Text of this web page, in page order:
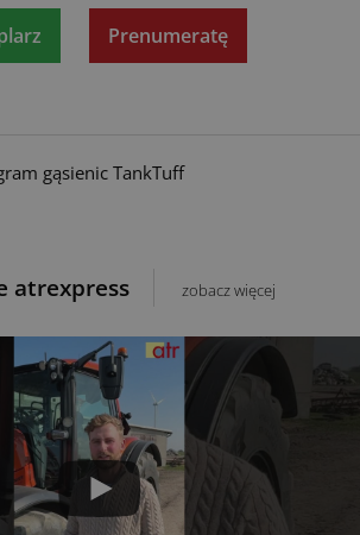
Prenumeratę
gąsienic TankTuff
atrexpress zobacz więcej